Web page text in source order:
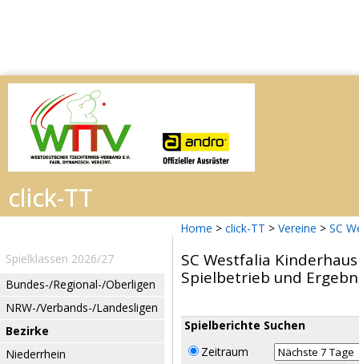
Home > click-TT > Vereine > SC
Spielklassen 2026/27
Bundes-/Regional-/Oberligen
NRW-/Verbands-/Landesligen
Bezirke
Niederrhein
SC Westfalia Kinderhaus
Spielbetrieb und
Spielberichte Suchen
Zeitraum